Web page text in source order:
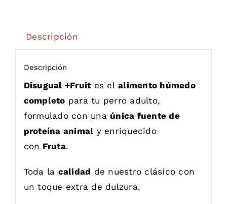
Descripción
Descripción
Disugual +Fruites elalimento húmedo
completo para tu perro adulto,
formulado con una única fuente de
proteína animal y enriquecido
con Fruta.
Toda la calidad de nuestro clásico con
un toque extra de dulzura.